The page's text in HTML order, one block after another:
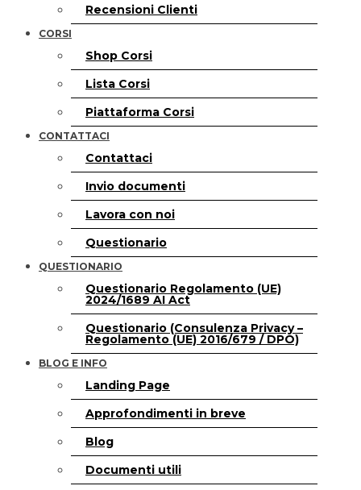
Recensioni Clienti
CORSI
Shop Corsi
Lista Corsi
Piattaforma Corsi
CONTATTACI
Contattaci
Invio documenti
Lavora con noi
Questionario
QUESTIONARIO
Questionario Regolamento (UE)
2024/1689 AI Act
Questionario (Consulenza Privacy –
Regolamento (UE) 2016/679 / DPO)
BLOG E INFO
Landing Page
Approfondimenti in breve
Blog
Documenti utili